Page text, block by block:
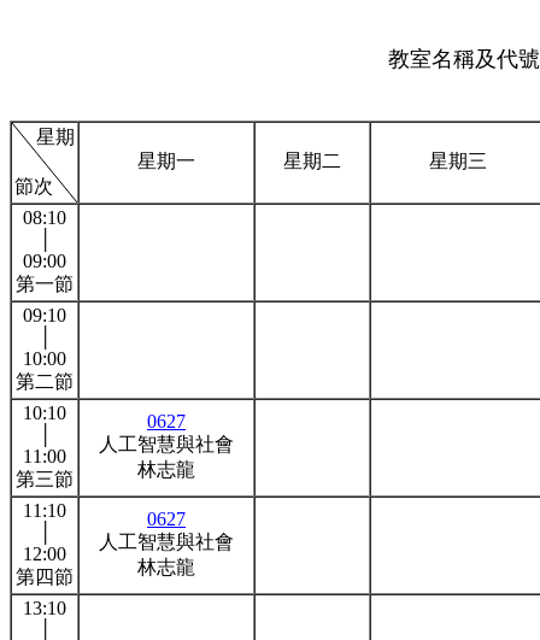
教室名稱及代
星期
節次
星期一 星期二 星期三
08:10
09:00
第一節
09:10
10:00
第二節
10:10
11:00
第三節
0627
人工智慧與社會
林志龍
11:10
12:00
第四節
0627
人工智慧與社會
林志龍
13:10